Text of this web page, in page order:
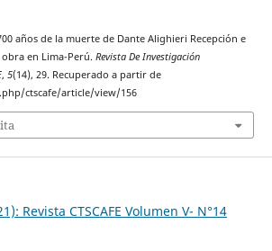
años de la muerte de Dante Alighieri Recepción e
en Lima-Perú. Revista De Investigación
, 5(14), 29. Recuperado a partir de
ctscafe/article/view/156
Revista CTSCAFE Volumen V- N°14